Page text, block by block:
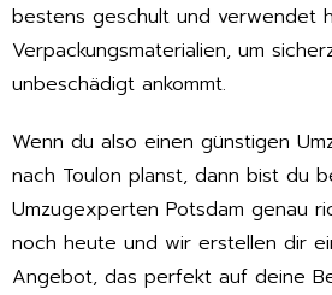
bestens geschult und verwendet
Verpackungsmaterialien, um
unbeschädigt ankommt.
Wenn du also einen günstigen
nach Toulon planst, dann bist du
Umzugexperten Potsdam genau
noch heute und wir erstellen dir
Angebot, das perfekt auf deine